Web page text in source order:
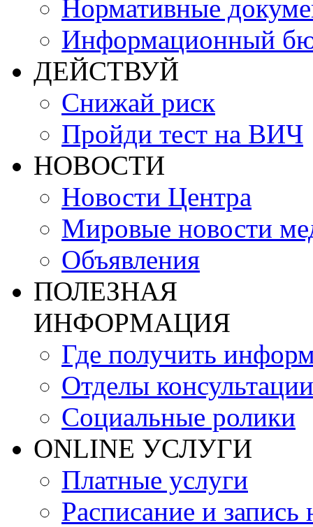
Нормативные
Информационный
ДЕЙСТВУЙ
Снижай риск
Пройди тест на ВИЧ
НОВОСТИ
Новости Центра
Мировые новости
Объявления
ПОЛЕЗНАЯ
ИНФОРМАЦИЯ
Где получить
Отделы консультации
Социальные ролики
ONLINE УСЛУГИ
Платные услуги
Расписание и запись